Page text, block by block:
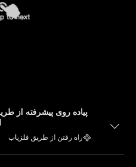
پیاده روی پیشرفته از
راه رفتن از طریق فلزیاب